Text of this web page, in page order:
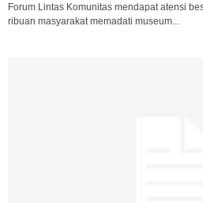
Forum Lintas Komunitas mendapat atensi
ribuan masyarakat memadati museum...